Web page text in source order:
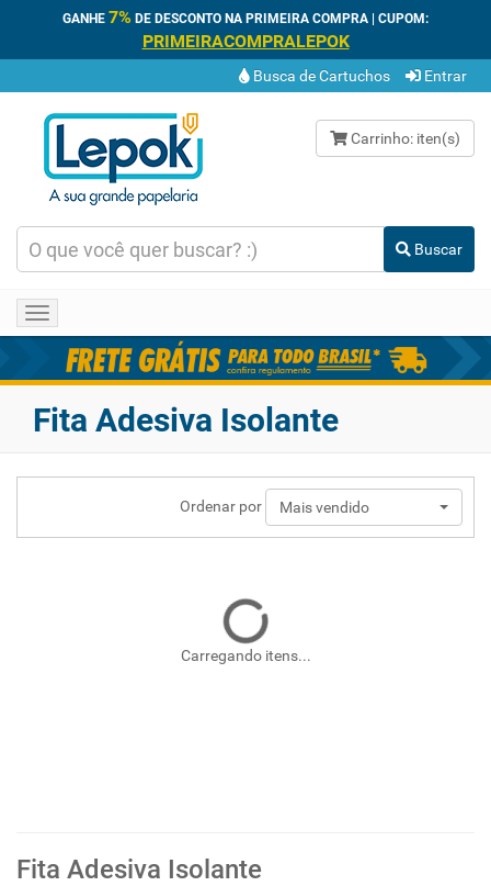
GANHE 7% DE DESCONTO NA PRIMEIRA COMPRA | CUPOM:
PRIMEIRACOMPRALEPOK
Busca de Cartuchos Entrar
Carrinho: iten(s)
Buscar
Toggle
navigation
Fita Adesiva Isolante
Ordenar por Mais vendido
Carregando itens...
Fita Adesiva Isolante